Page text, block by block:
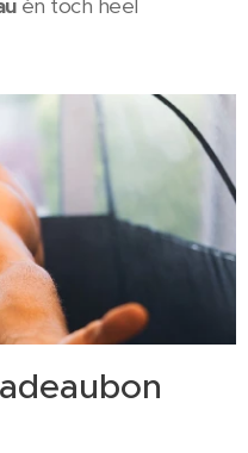
én toch heel